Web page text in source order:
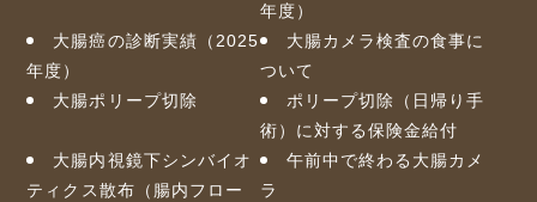
年度）
大腸癌の診断実績（2025
年度）
大腸カメラ検査の食事に
ついて
大腸ポリープ切除
ポリープ切除（日帰り手
術）に対する保険金給付
大腸内視鏡下シンバイオ
ティクス散布（腸内フロー
午前中で終わる大腸カメ
ラ